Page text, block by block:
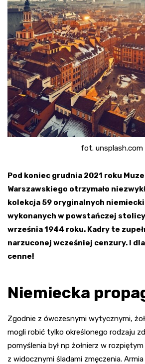
fot. unsplash.com
Pod koniec grudnia 2021 roku
Warszawskiego otrzymało
kolekcja 59 oryginalnych
wykonanych w powstańczej stolicy
września 1944 roku. Kadry te
narzuconej wcześniej cenzury. I
cenne!
Niemiecka
Zgodnie z ówczesnymi wytycznymi,
mogli robić tylko określonego rodzaju
pomyślenia był np żołnierz w
z widocznymi śladami zmęczenia. Armia